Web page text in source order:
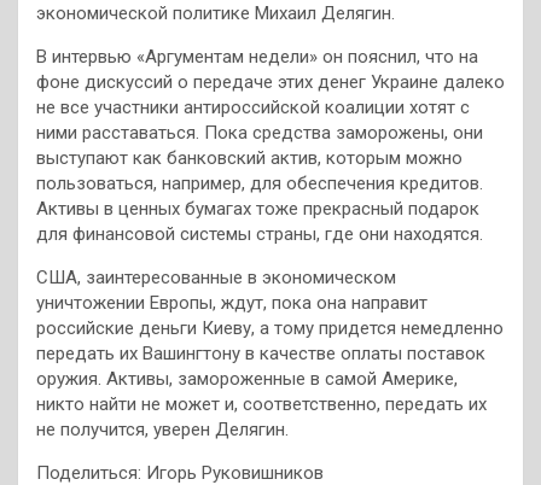
экономической политике Михаил Делягин.
В интервью «Аргументам недели» он пояснил, что на
фоне дискуссий о передаче этих денег Украине далеко
не все участники антироссийской коалиции хотят с
ними расставаться. Пока средства заморожены, они
выступают как банковский актив, которым можно
пользоваться, например, для обеспечения кредитов.
Активы в ценных бумагах тоже прекрасный подарок
для финансовой системы страны, где они находятся.
США, заинтересованные в экономическом
уничтожении Европы, ждут, пока она направит
российские деньги Киеву, а тому придется немедленно
передать их Вашингтону в качестве оплаты поставок
оружия. Активы, замороженные в самой Америке,
никто найти не может и, соответственно, передать их
не получится, уверен Делягин.
Поделиться: Игорь Руковишников